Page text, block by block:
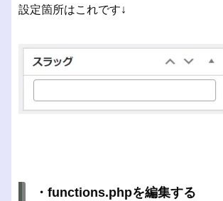
設定箇所はこれです↓
・functions.phpを編集する